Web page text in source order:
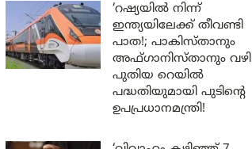
‘റഷ്യയിൽ നിന്ന്
ഇന്ത്യയിലേക്ക് തീവണ്ടി
പാത!; പാകിസ്താനും
അഫ്ഗാനിസ്താനും വഴി
പുതിയ റെയിൽ
പദ്ധതിയുമായി പുടിന്റെ
ഉപപ്രധാനമന്ത്രി!